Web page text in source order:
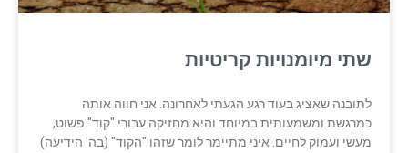
שתי מיומנויות קריטיות
לתובנה שאציג בעוד רגע הגעתי לאחרונה. אני חווה אותה
כמרגשת ומשמעותית במיוחד והיא מחזיקה עבורי "קוד" פשוט,
מעשי ועמוק לחיים. איני מתיימר לומר שזהו "הקוד" (בה' הידיעה)